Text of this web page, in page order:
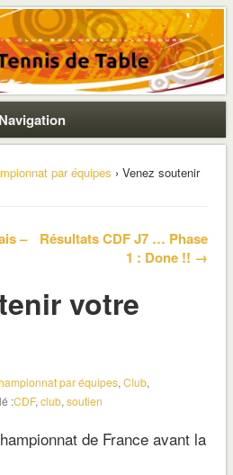
de Table
Navigation
par équipes › Venez soutenir
–
Résultats CDF J7 … Phase
1 : Done !! →
votre
par équipes, Club,
:CDF, club, soutien
de France avant la